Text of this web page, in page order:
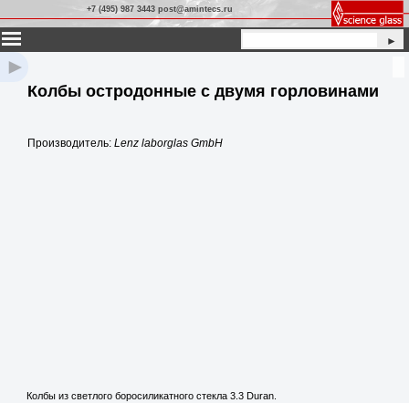
+7 (495) 987 3443 post@amintecs.ru
►
►
Колбы остродонные с двумя горловинами
Производитель: Lenz laborglas GmbH
Колбы из светлого боросиликатного стекла 3.3 Duran.